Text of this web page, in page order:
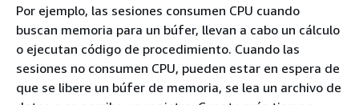
Por ejemplo, las sesiones consumen CPU cuando
buscan memoria para un búfer, llevan a cabo un cálculo
o ejecutan código de procedimiento. Cuando las
sesiones no consumen CPU, pueden estar en espera de
que se libere un búfer de memoria, se lea un archivo de